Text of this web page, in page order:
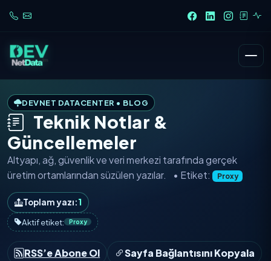
DEVNET DATACENTER • BLOG
Teknik Notlar &
Güncellemeler
Altyapı, ağ, güvenlik ve veri merkezi tarafında gerçek
üretim ortamlarından süzülen yazılar. • Etiket: Proxy
Toplam yazı:1
Aktif etiket:
Proxy
RSS’e Abone Ol
Sayfa Bağlantısını Kopyala